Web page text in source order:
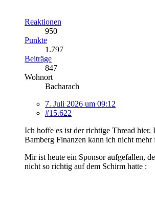
Reaktionen
950
Punkte
1.797
Beiträge
847
Wohnort
Bacharach
7. Juli 2026 um 09:12
#15.622
Ich hoffe es ist der richtige Thread hier.
Bamberg Finanzen kann ich nicht mehr
Mir ist heute ein Sponsor aufgefallen,
nicht so richtig auf dem Schirm hatte :